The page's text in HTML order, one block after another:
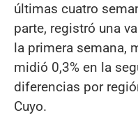
últimas cuatro
parte, registró una
la primera semana,
midió 0,3% en la
diferencias por
Cuyo.